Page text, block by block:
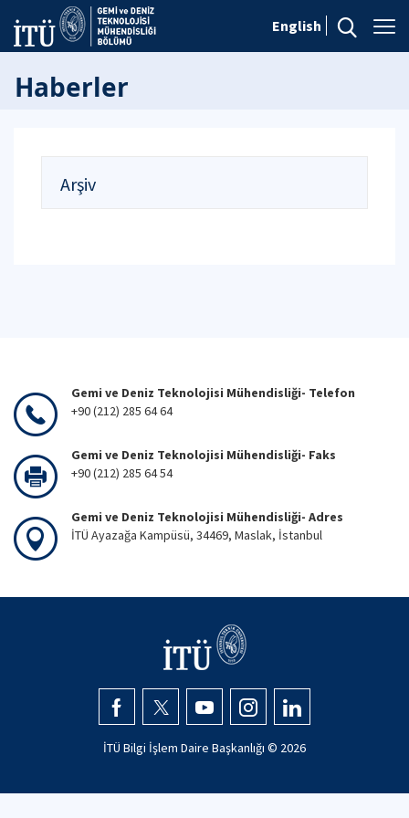
English
Haberler
Arşiv
Gemi ve Deniz Teknolojisi Mühendisliği- Telefon
+90 (212) 285 64 64
Gemi ve Deniz Teknolojisi Mühendisliği- Faks
+90 (212) 285 64 54
Gemi ve Deniz Teknolojisi Mühendisliği- Adres
İTÜ Ayazağa Kampüsü, 34469, Maslak, İstanbul
İTÜ Bilgi İşlem Daire Başkanlığı © 2026